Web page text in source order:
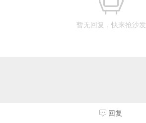
暂无回复，快来抢沙发
回复